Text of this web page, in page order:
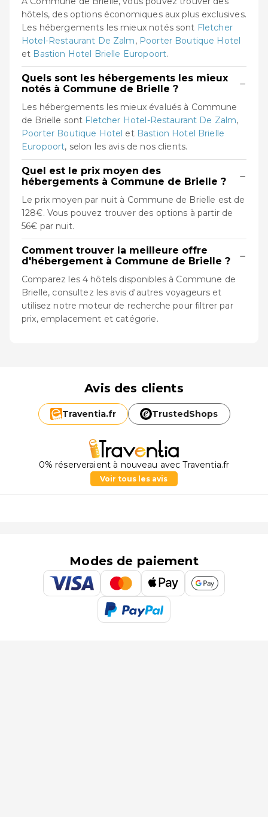
hôtels, des options économiques aux plus exclusives.
Les hébergements les mieux notés sont Fletcher
Hotel-Restaurant De Zalm, Poorter Boutique Hotel
et Bastion Hotel Brielle Europoort.
Quels sont les hébergements les mieux
notés à Commune de Brielle ?
−
Les hébergements les mieux évalués à Commune
de Brielle sont Fletcher Hotel-Restaurant De Zalm,
Poorter Boutique Hotel et Bastion Hotel Brielle
Europoort, selon les avis de nos clients.
Quel est le prix moyen des
hébergements à Commune de Brielle ?
−
Le prix moyen par nuit à Commune de Brielle est de
128€. Vous pouvez trouver des options à partir de
56€ par nuit.
Comment trouver la meilleure offre
d'hébergement à Commune de Brielle ?
−
Comparez les 4 hôtels disponibles à Commune de
Brielle, consultez les avis d'autres voyageurs et
utilisez notre moteur de recherche pour filtrer par
prix, emplacement et catégorie.
Avis des clients
Traventia.fr TrustedShops
0% réserveraient à nouveau avec Traventia.fr
Voir tous les avis
Modes de paiement